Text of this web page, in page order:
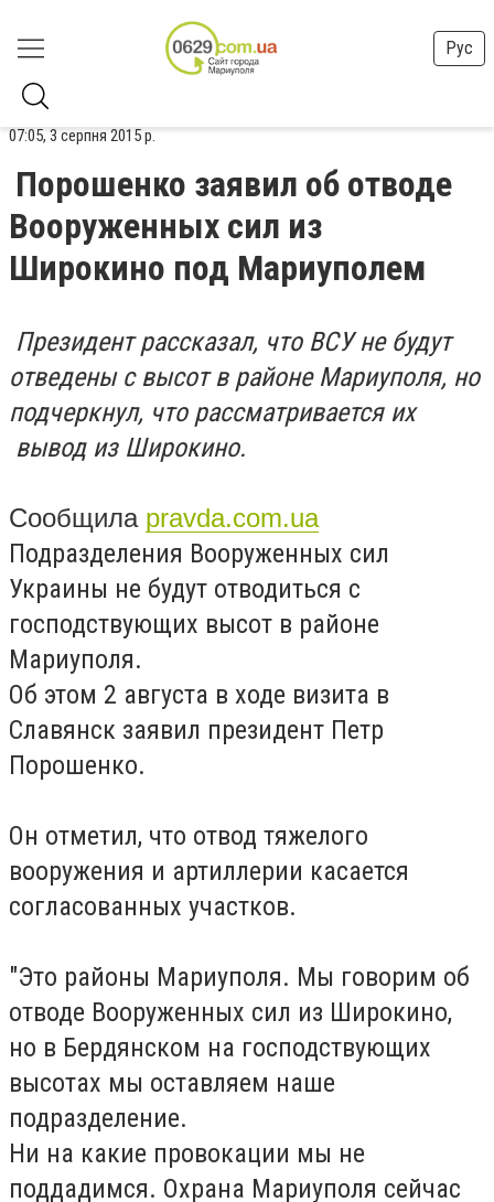
Рус
07:05, 3 серпня 2015 р.
Порошенко заявил об отводе
Вооруженных сил из
Широкино под Мариуполем
Президент рассказал, что ВСУ не будут
отведены с высот в районе Мариуполя, но
подчеркнул, что рассматривается их
вывод из Широкино.
Сообщила pravda.com.ua
Подразделения Вооруженных сил
Украины не будут отводиться с
господствующих высот в районе
Мариуполя.
Об этом 2 августа в ходе визита в
Славянск заявил президент Петр
Порошенко.
Он отметил, что отвод тяжелого
вооружения и артиллерии касается
согласованных участков.
"Это районы Мариуполя. Мы говорим об
отводе Вооруженных сил из Широкино,
но в Бердянском на господствующих
высотах мы оставляем наше
подразделение.
Ни на какие провокации мы не
поддадимся. Охрана Мариуполя сейчас